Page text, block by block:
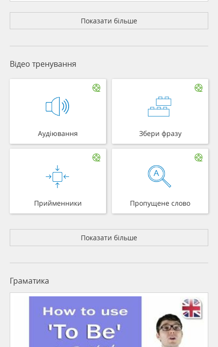
Показати більше
Відео тренування
Аудіювання Збери фразу
Прийменники Пропущене слово
Показати більше
Граматика